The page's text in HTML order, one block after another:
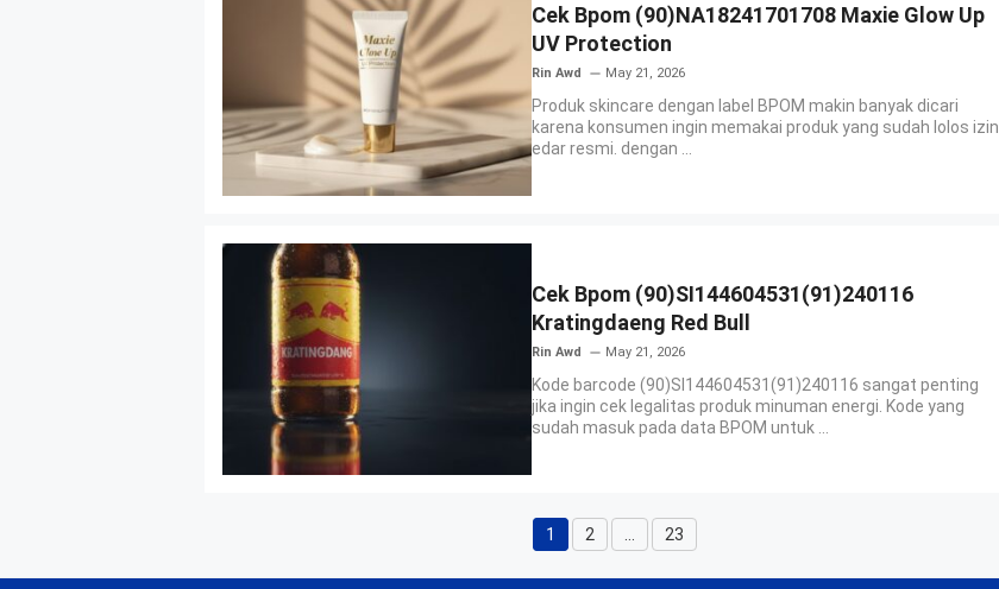
Cek Bpom (90)NA18241701708 Maxie Glow Up
UV Protection
Rin Awd May 21, 2026
Produk skincare dengan label BPOM makin banyak dicari
karena konsumen ingin memakai produk yang sudah lolos izin
edar resmi. dengan ...
Cek Bpom (90)SI144604531(91)240116
Kratingdaeng Red Bull
Rin Awd May 21, 2026
Kode barcode (90)SI144604531(91)240116 sangat penting
jika ingin cek legalitas produk minuman energi. Kode yang
sudah masuk pada data BPOM untuk ...
Page
1 Page
2 Page
23